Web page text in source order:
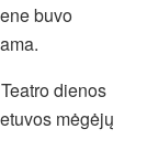
buvo
dienos
mėgėjų